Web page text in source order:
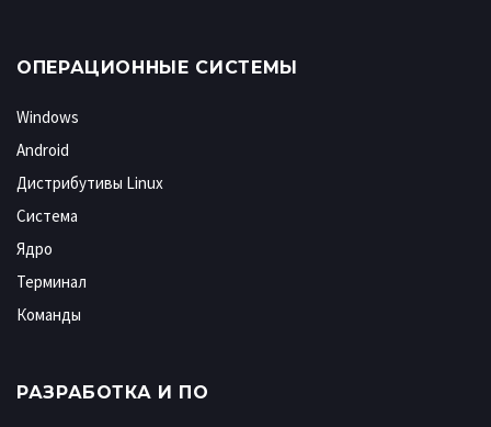
ОПЕРАЦИОННЫЕ СИСТЕМЫ
Windows
Android
Дистрибутивы Linux
Система
Ядро
Терминал
Команды
РАЗРАБОТКА И ПО